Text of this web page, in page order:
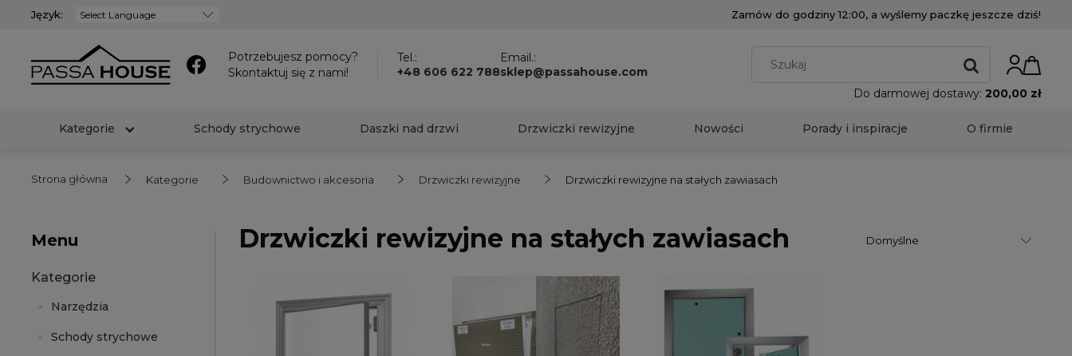
Język: Zamów do godziny 12:00, a wyślemy paczkę jeszcze dziś!
Potrzebujesz pomocy?
Skontaktuj się z nami!
Tel.:
+48 606 622 788
Email.:
sklep@passahouse.com
Do darmowej dostawy: 200,00 zł
Kategorie Schody strychowe Daszki nad drzwi Drzwiczki rewizyjne Nowości Porady i inspiracje O firmie
Strona główna Kategorie Budownictwo i akcesoria Drzwiczki rewizyjne Drzwiczki rewizyjne na stałych zawiasach
Menu
Kategorie
Narzędzia
Schody strychowe
Drzwiczki rewizyjne na stałych zawiasach